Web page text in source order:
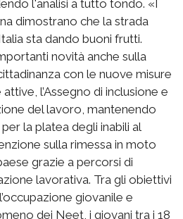
l'analisi a tutto tondo. «I
dimostrano che la strada
sta dando buoni frutti.
novità anche sulla
con le nuove misure
l’Assegno di inclusione e
del lavoro, mantenendo
la platea degli inabili al
sulla rimessa in moto
grazie a percorsi di
lavorativa. Tra gli obiettivi
giovanile e
dei Neet, i giovani tra i 18